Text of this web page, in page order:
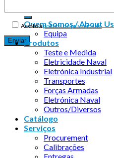
Aceito apolítica de privacidade
Quem Somos / About Us
Equipa
Produtos
Teste e Medida
Eletricidade Naval
Eletrónica Industrial
Transportes
Forças Armadas
Eletrónica Naval
Outros/Diversos
Catálogo
Serviços
Procurement
Calibrações